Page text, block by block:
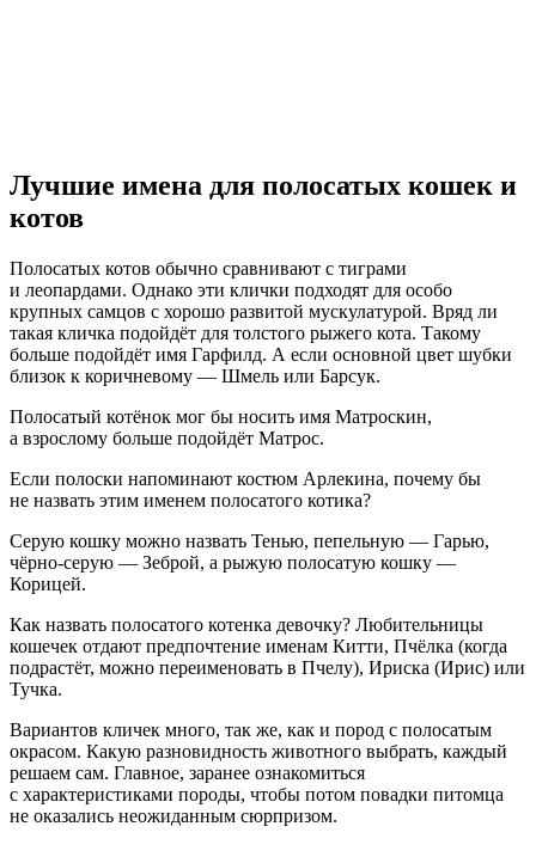
Лучшие имена для полосатых кошек и
котов
Полосатых котов обычно сравнивают с тиграми
и леопардами. Однако эти клички подходят для особо
крупных самцов с хорошо развитой мускулатурой. Вряд ли
такая кличка подойдёт для толстого рыжего кота. Такому
больше подойдёт имя Гарфилд. А если основной цвет шубки
близок к коричневому — Шмель или Барсук.
Полосатый котёнок мог бы носить имя Матроскин,
а взрослому больше подойдёт Матрос.
Если полоски напоминают костюм Арлекина, почему бы
не назвать этим именем полосатого котика?
Серую кошку можно назвать Тенью, пепельную — Гарью,
чёрно-серую — Зеброй, а рыжую полосатую кошку —
Корицей.
Как назвать полосатого котенка девочку? Любительницы
кошечек отдают предпочтение именам Китти, Пчёлка (когда
подрастёт, можно переименовать в Пчелу), Ириска (Ирис) или
Тучка.
Вариантов кличек много, так же, как и пород с полосатым
окрасом. Какую разновидность животного выбрать, каждый
решаем сам. Главное, заранее ознакомиться
с характеристиками породы, чтобы потом повадки питомца
не оказались неожиданным сюрпризом.